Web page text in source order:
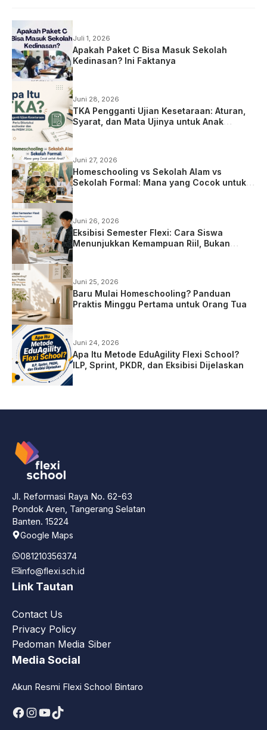
Juli 1, 2026
Apakah Paket C Bisa Masuk Sekolah
Kedinasan? Ini Faktanya
Juni 28, 2026
TKA Pengganti Ujian Kesetaraan: Aturan,
Syarat, dan Mata Ujinya untuk Anak
Juni 27, 2026
Homeschooling vs Sekolah Alam vs
Sekolah Formal: Mana yang Cocok untuk
Juni 26, 2026
Eksibisi Semester Flexi: Cara Siswa
Menunjukkan Kemampuan Riil, Bukan
Juni 25, 2026
Baru Mulai Homeschooling? Panduan
Praktis Minggu Pertama untuk Orang Tua
Juni 24, 2026
Apa Itu Metode EduAgility Flexi School?
ILP, Sprint, PKDR, dan Eksibisi Dijelaskan
Jl. Reformasi Raya No. 62-63
Pondok Aren, Tangerang Selatan
Banten. 15224
Google Maps
081210356374
info@flexi.sch.id
Link Tautan
Contact Us
Privacy Policy
Pedoman Media Siber
Media Social
Akun Resmi Flexi School Bintaro
Facebook
Instagram
YouTube
TikTok